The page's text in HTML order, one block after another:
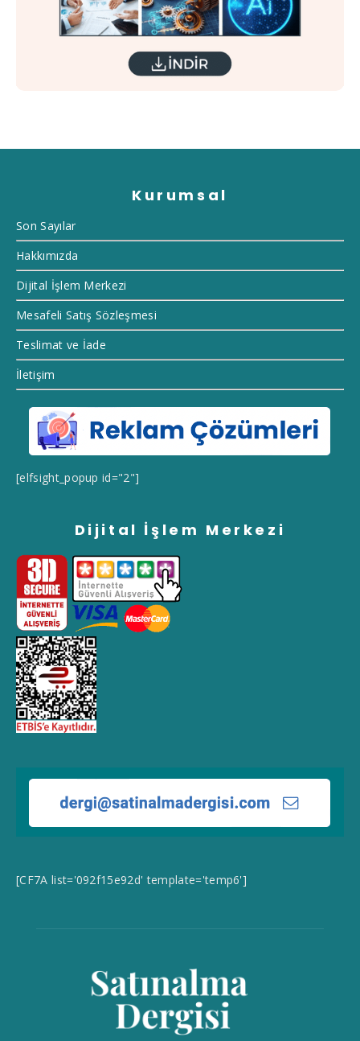
Kurumsal
Son Sayılar
Hakkımızda
Dijital İşlem Merkezi
Mesafeli Satış Sözleşmesi
Teslimat ve İade
İletişim
[elfsight_popup id="2"]
Dijital İşlem Merkezi
[CF7A list='092f15e92d' template='temp6']